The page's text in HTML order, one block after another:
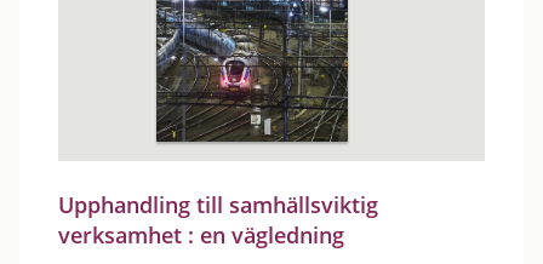
Upphandling till samhällsviktig
verksamhet : en vägledning